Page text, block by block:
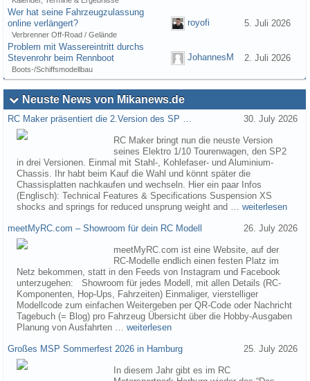
Wer hat seine Fahrzeugzulassung
online verlängert?
Verbrenner Off-Road / Gelände
royofi 5. Juli 2026
Problem mit Wassereintritt durchs
Stevenrohr beim Rennboot
Boots-/Schiffsmodellbau
JohannesM 2. Juli 2026
Neuste News von Mikanews.de
RC Maker präsentiert die 2.Version des SP … 30. July 2026
RC Maker bringt nun die neuste Version
seines Elektro 1/10 Tourenwagen, den SP2
in drei Versionen. Einmal mit Stahl-, Kohlefaser- und Aluminium-
Chassis. Ihr habt beim Kauf die Wahl und könnt später die
Chassisplatten nachkaufen und wechseln. Hier ein paar Infos
(Englisch): Technical Features & Specifications Suspension XS
shocks and springs for reduced unsprung weight and … weiterlesen
meetMyRC.com – Showroom für dein RC Modell 26. July 2026
meetMyRC.com ist eine Website, auf der
RC-Modelle endlich einen festen Platz im
Netz bekommen, statt in den Feeds von Instagram und Facebook
unterzugehen: Showroom für jedes Modell, mit allen Details (RC-
Komponenten, Hop-Ups, Fahrzeiten) Einmaliger, vierstelliger
Modellcode zum einfachen Weitergeben per QR-Code oder Nachricht
Tagebuch (= Blog) pro Fahrzeug Übersicht über die Hobby-Ausgaben
Planung von Ausfahrten … weiterlesen
Großes MSP Sommerfest 2026 in Hamburg 25. July 2026
In diesem Jahr gibt es im RC